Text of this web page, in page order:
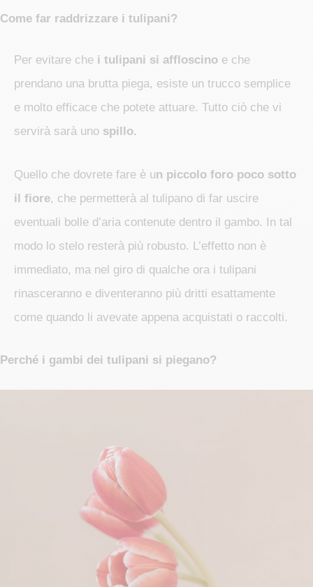
Come far raddrizzare i tulipani?
Per evitare che i tulipani si affloscino e che
prendano una brutta piega, esiste un trucco semplice
e molto efficace che potete attuare. Tutto ciò che vi
servirà sarà uno spillo.
Quello che dovrete fare è un piccolo foro poco sotto
il fiore, che permetterà al tulipano di far uscire
eventuali bolle d’aria contenute dentro il gambo. In tal
modo lo stelo resterà più robusto. L’effetto non è
immediato, ma nel giro di qualche ora i tulipani
rinasceranno e diventeranno più dritti esattamente
come quando li avevate appena acquistati o raccolti.
Perché i gambi dei tulipani si piegano?